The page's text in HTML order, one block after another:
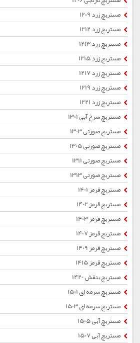
مستربچ زرد 1209
مستربچ زرد 1212
مستربچ زرد 1213
مستربچ زرد 1215
مستربچ زرد 1217
مستربچ زرد 1219
مستربچ زرد 1221
مستربچ سرخ آبی 1301
مستربچ صورتی 1303
مستربچ صورتی 1305
مستربچ صورتی 1311
مستربچ صورتی 1313
مستربچ قرمز 1401
مستربچ قرمز 1402
مستربچ قرمز 1403
مستربچ قرمز 1407
مستربچ قرمز 1409
مستربچ قرمز 1415
مستربچ بنفش 1420
مستربچ سرمه ای 1501
مستربچ سرمه ای 1503
مستربچ آبی 1505
مستربچ آبی 1507